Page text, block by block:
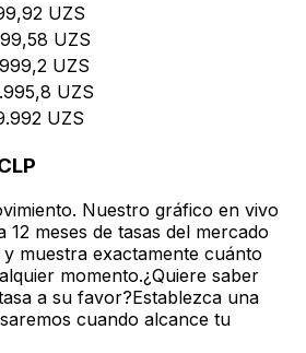
UZS
UZS
UZS
UZS
UZS
Nuestro gráfico en vivo
12 meses de tasas del mercado
muestra exactamente cuánto
momento.¿Quiere saber
a su favor?Establezca una
cuando alcance tu